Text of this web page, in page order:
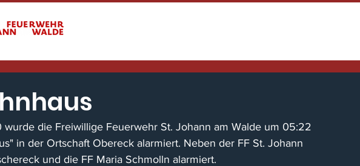
die Freiwillige Feuerwehr St. Johann am Walde um 05:22
in der Ortschaft Obereck alarmiert. Neben der FF St. Johann
und die FF Maria Schmolln alarmiert.